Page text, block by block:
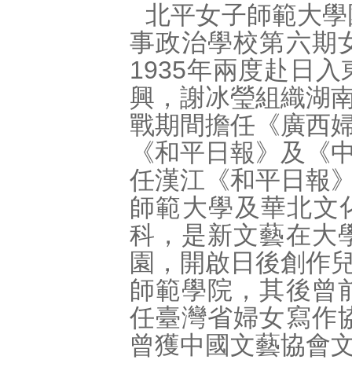
北平女子師範大
事政治學校第六期
1935年兩度赴日
興，謝冰瑩組織湖
戰期間擔任《廣西
《和平日報》及《
任漢江《和平日報
師範大學及華北文
科，是新文藝在大
園，開啟日後創作
師範學院，其後曾
任臺灣省婦女寫作
曾獲中國文藝協會